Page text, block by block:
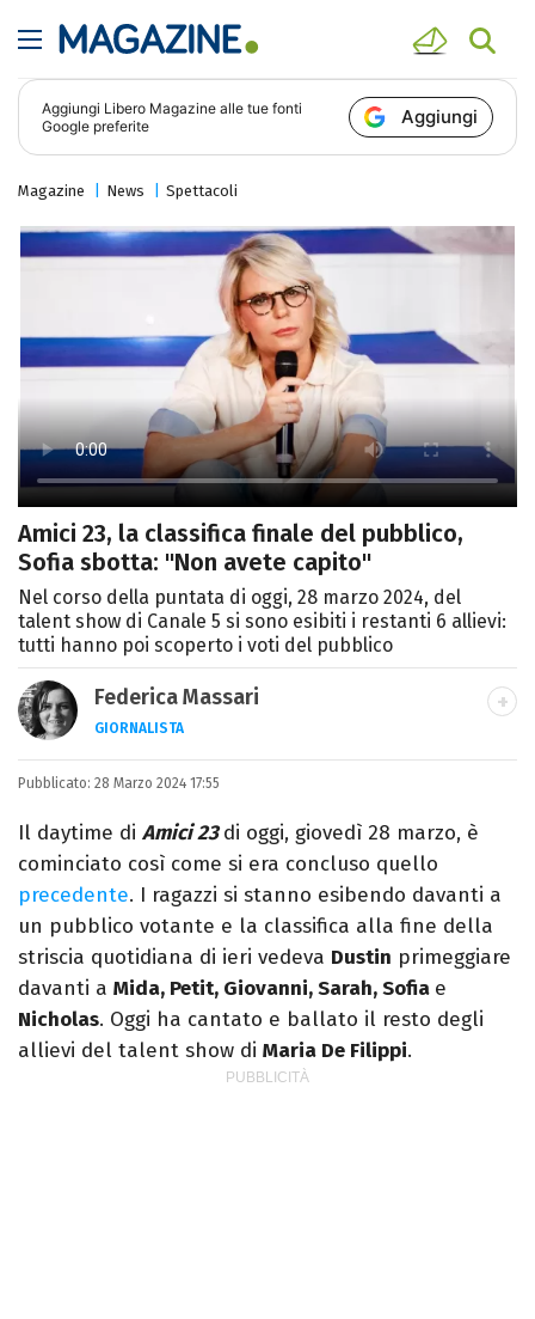
Aggiungi Libero Magazine alle tue fonti
Google preferite
Aggiungi
Magazine News Spettacoli
Amici 23, la classifica finale del pubblico,
Sofia sbotta: "Non avete capito"
Nel corso della puntata di oggi, 28 marzo 2024, del
talent show di Canale 5 si sono esibiti i restanti 6 allievi:
tutti hanno poi scoperto i voti del pubblico
Federica Massari
GIORNALISTA
LINKEDIN
INSTAGRAM FACEBOOK
Giornalista nata nella città di Parthenope,
si definisce "madriletana". Da anni scrive
(per un numero imprecisato di testate) di
spettacoli e musica, TV e calcio.
Pubblicato: 28 Marzo 2024 17:55
Il daytime di Amici 23 di oggi, giovedì 28 marzo, è
cominciato così come si era concluso quello
precedente. I ragazzi si stanno esibendo davanti a
un pubblico votante e la classifica alla fine della
striscia quotidiana di ieri vedeva Dustin primeggiare
davanti a Mida, Petit, Giovanni, Sarah, Sofia e
Nicholas. Oggi ha cantato e ballato il resto degli
allievi del talent show di Maria De Filippi.